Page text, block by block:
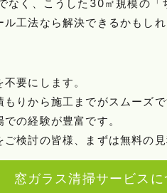
なく、こうした30㎡規模の
工法なら解決できるかもしれ
要にします。
りから施工までがスムーズで
の経験が豊富です。
検討の皆様、まずは無料の
窓ガラス清掃サービスに